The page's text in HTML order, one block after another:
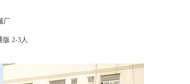
厂
版 2-3人